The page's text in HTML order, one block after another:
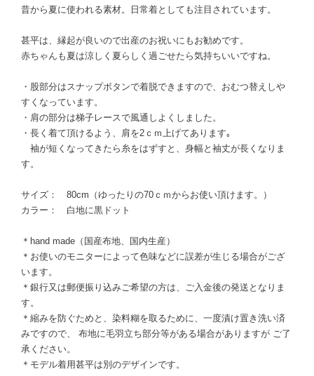
昔から夏に使われる素材。日常着としても注目されています。
甚平は、縁起が良いので出産のお祝いにもお勧めです。
赤ちゃんも夏は涼しく夏らしく過ごせたら気持ちいいですね。
・股部分はスナップボタンで着脱できますので、おむつ替えしや
すくなっています。
・肩の部分は梯子レースで風通しよくしました。
・長く着て頂けるよう、肩を2ｃｍ上げてあります｡
袖が短くなってきたら糸をはずすと、身幅と袖丈が長くなりま
す。
サイズ： 80cm（ゆったりの70ｃｍからお使い頂けます。）
カラー： 白地に黒ドット
＊hand made（国産布地、国内生産）
＊お使いのモニターによって色味などに誤差が生じる場合がござ
います。
＊銀行又は郵便振り込みご希望の方は、ご入金後の発送となりま
す。
＊縮みを防ぐためと、染料糊を取るために、一度漬け置き洗い済
みですので、 布地に毛羽立ち部分等がある場合がありますが ご了
承ください。
＊モデル着用甚平は別のデザインです。